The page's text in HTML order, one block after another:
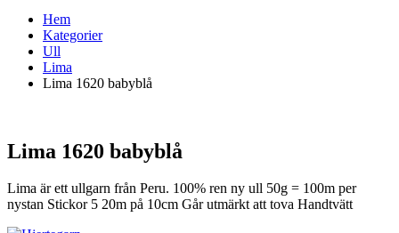
Hem
Kategorier
Ull
Lima
Lima 1620 babyblå
Lima 1620 babyblå
Lima är ett ullgarn från Peru. 100% ren ny ull 50g = 100m per
nystan Stickor 5 20m på 10cm Går utmärkt att tova Handtvätt